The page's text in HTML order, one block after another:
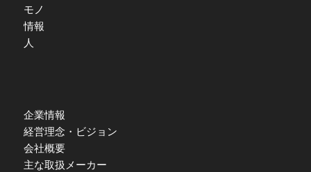
モノ
情報
人
企業情報
経営理念・ビジョン
会社概要
主な取扱メーカー